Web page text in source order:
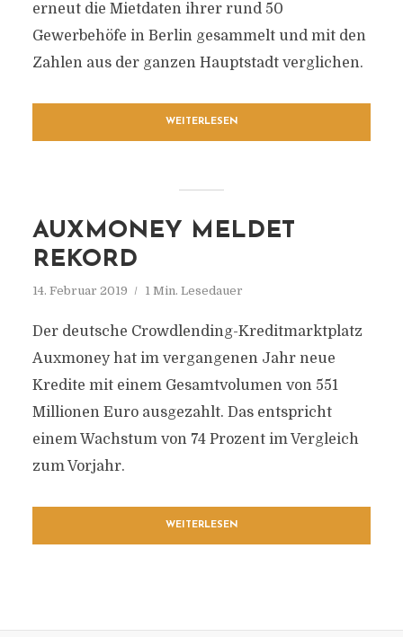
erneut die Mietdaten ihrer rund 50
Gewerbehöfe in Berlin gesammelt und mit den
Zahlen aus der ganzen Hauptstadt verglichen.
WEITERLESEN
AUXMONEY MELDET
REKORD
14. Februar 2019 1 Min. Lesedauer
Der deutsche Crowdlending-Kreditmarktplatz
Auxmoney hat im vergangenen Jahr neue
Kredite mit einem Gesamtvolumen von 551
Millionen Euro ausgezahlt. Das entspricht
einem Wachstum von 74 Prozent im Vergleich
zum Vorjahr.
WEITERLESEN